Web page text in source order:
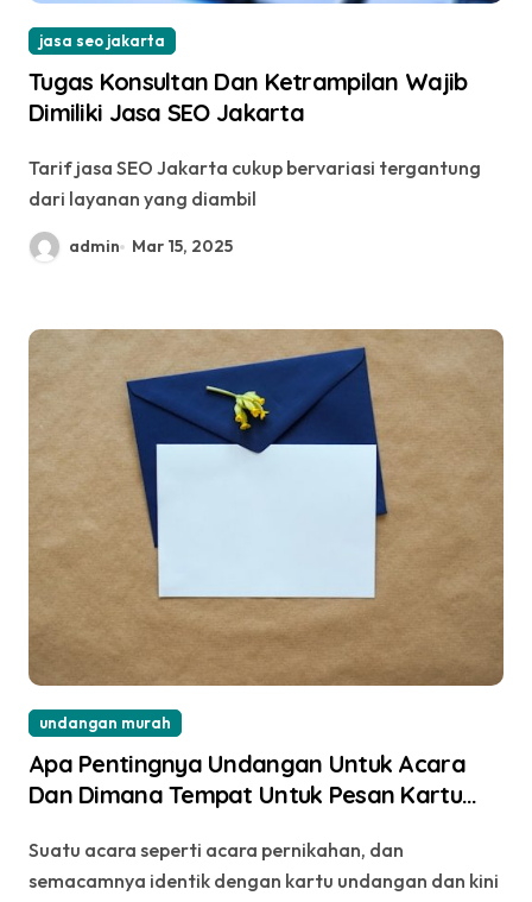
jasa seo jakarta
Tugas Konsultan Dan Ketrampilan Wajib
Dimiliki Jasa SEO Jakarta
Tarif jasa SEO Jakarta cukup bervariasi tergantung
dari layanan yang diambil
admin Mar 15, 2025
undangan murah
Apa Pentingnya Undangan Untuk Acara
Dan Dimana Tempat Untuk Pesan Kartu
Suatu acara seperti acara pernikahan, dan
semacamnya identik dengan kartu undangan dan kini